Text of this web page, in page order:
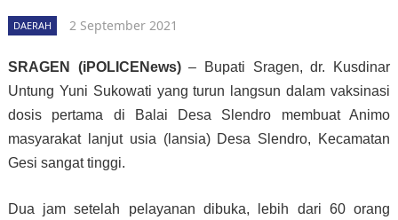
DAERAH 2 September 2021
SRAGEN (iPOLICENews)– Bupati Sragen, dr. Kusdinar
Untung Yuni Sukowati yang turun langsun dalam vaksinasi
dosis pertama di Balai Desa Slendro membuat Animo
masyarakat lanjut usia (lansia) Desa Slendro, Kecamatan
Gesi sangat tinggi.
Dua jam setelah pelayanan dibuka, lebih dari 60 orang